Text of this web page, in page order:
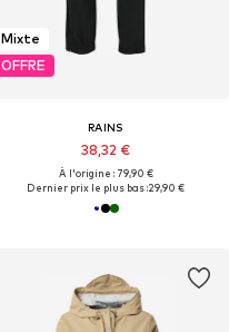
Mixte
OFFRE
RAINS
38,32 €
À l'origine : 79,90 €
Dernier prix le plus bas :29,90 €